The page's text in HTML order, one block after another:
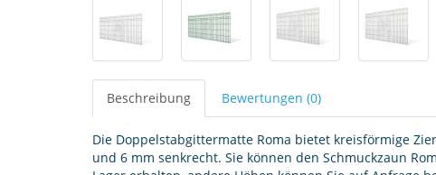
Beschreibung Bewertungen (0)
Die Doppelstabgittermatte Roma bietet kreisförmige
und 6 mm senkrecht. Sie können den Schmuckzaun